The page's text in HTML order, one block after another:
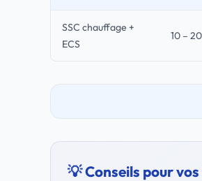
SSC chauffage +
ECS
10 –
💡 Conseils pour